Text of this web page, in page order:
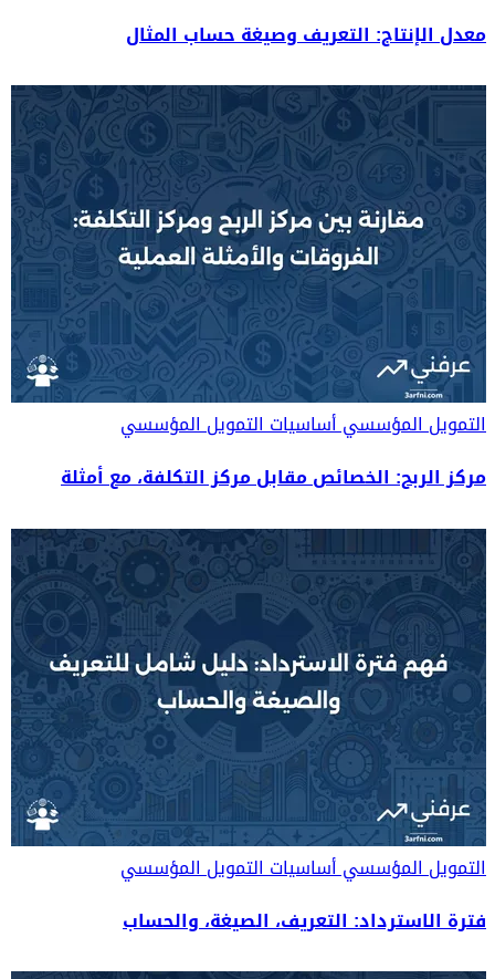
معدل الإنتاج: التعريف وصيغة حساب المثال
التمويل المؤسسيأساسيات التمويل المؤسسي
مركز الربح: الخصائص مقابل مركز التكلفة، مع أمثلة
التمويل المؤسسيأساسيات التمويل المؤسسي
فترة الاسترداد: التعريف، الصيغة، والحساب